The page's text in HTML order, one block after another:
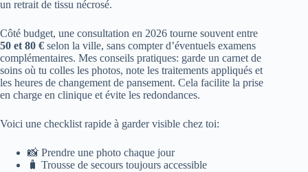
un retrait de tissu nécrosé.
Côté budget, une consultation en 2026 tourne souvent entre
50 et 80 € selon la ville, sans compter d’éventuels examens
complémentaires. Mes conseils pratiques: garde un carnet de
soins où tu colles les photos, note les traitements appliqués et
les heures de changement de pansement. Cela facilite la prise
en charge en clinique et évite les redondances.
Voici une checklist rapide à garder visible chez toi:
📸 Prendre une photo chaque jour
🧳 Trousse de secours toujours accessible